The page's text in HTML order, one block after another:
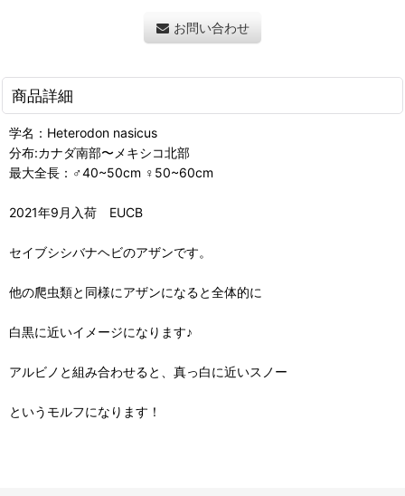
お問い合わせ
商品詳細
学名：Heterodon nasicus
分布:カナダ南部〜メキシコ北部
最大全長：♂40~50cm ♀50~60cm
2021年9月入荷 EUCB
セイブシシバナヘビのアザンです。
他の爬虫類と同様にアザンになると全体的に
白黒に近いイメージになります♪
アルビノと組み合わせると、真っ白に近いスノー
というモルフになります！